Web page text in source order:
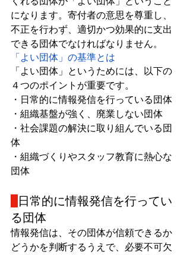
になります。寄付者の意思を尊重し、
不正を行わず、適切かつ効果的に支出
できる団体でなければなりません。
「よい団体」の基準とは
「よい団体」というためには、以下の
４つのポイントが重要です。
・日常的に情報発信を行っている団体
・組織基盤が強く、廃業しない団体
・社会課題の解決に取り組んでいる団
体
・組織づくりやスタッフ教育に熱心な
団体
日常的に情報発信を行ってい
る団体
情報発信は、その団体が信頼できるか
どうかを判断するうえで、必要不可欠